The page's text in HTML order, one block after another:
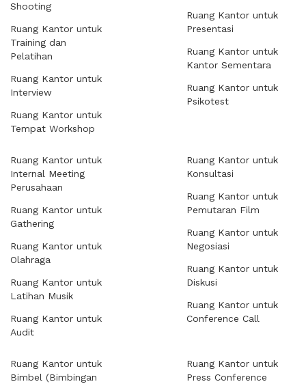
Shooting
Ruang Kantor untuk
Training dan
Pelatihan
Ruang Kantor untuk
Interview
Ruang Kantor untuk
Tempat Workshop
Ruang Kantor untuk
Presentasi
Ruang Kantor untuk
Kantor Sementara
Ruang Kantor untuk
Psikotest
Ruang Kantor untuk
Internal Meeting
Perusahaan
Ruang Kantor untuk
Gathering
Ruang Kantor untuk
Olahraga
Ruang Kantor untuk
Latihan Musik
Ruang Kantor untuk
Audit
Ruang Kantor untuk
Konsultasi
Ruang Kantor untuk
Pemutaran Film
Ruang Kantor untuk
Negosiasi
Ruang Kantor untuk
Diskusi
Ruang Kantor untuk
Conference Call
Ruang Kantor untuk
Bimbel (Bimbingan
Ruang Kantor untuk
Press Conference